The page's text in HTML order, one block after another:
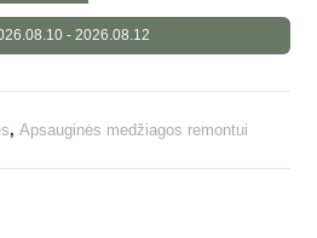
- 2026.08.12
,Apsauginės medžiagos remontui